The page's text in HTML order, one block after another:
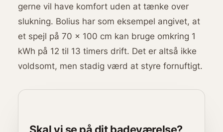
gerne vil have komfort uden at tænke over
slukning. Bolius har som eksempel angivet, at
et spejl på 70 x 100 cm kan bruge omkring 1
kWh på 12 til 13 timers drift. Det er altså ikke
voldsomt, men stadig værd at styre fornuftigt.
Skal vi se på dit badeværelse?